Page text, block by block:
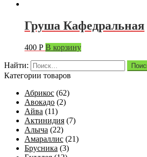
Груша Кафедральная
400 Р В корзину
Найти:
Категории товаров
Абрикос (62)
Авокадо (2)
Айва (11)
Актинидия (7)
Алыча (22)
Амараллис (21)
Брусника (3)